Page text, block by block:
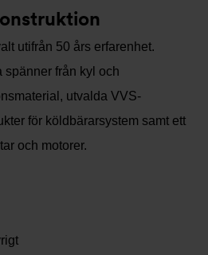
utifrån 50 års erfarenhet.
från kyl och
utvalda VVS-
för köldbärarsystem samt ett
och motorer.